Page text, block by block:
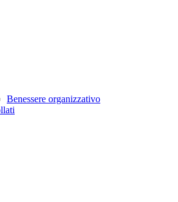
Benessere organizzativo